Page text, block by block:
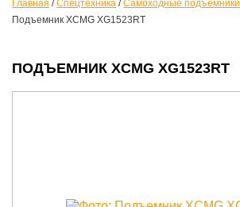
Главная /Спецтехника /Самоходные подъемники
Подъемник XCMG XG1523RT
ПОДЪЕМНИК XCMG XG1523RT